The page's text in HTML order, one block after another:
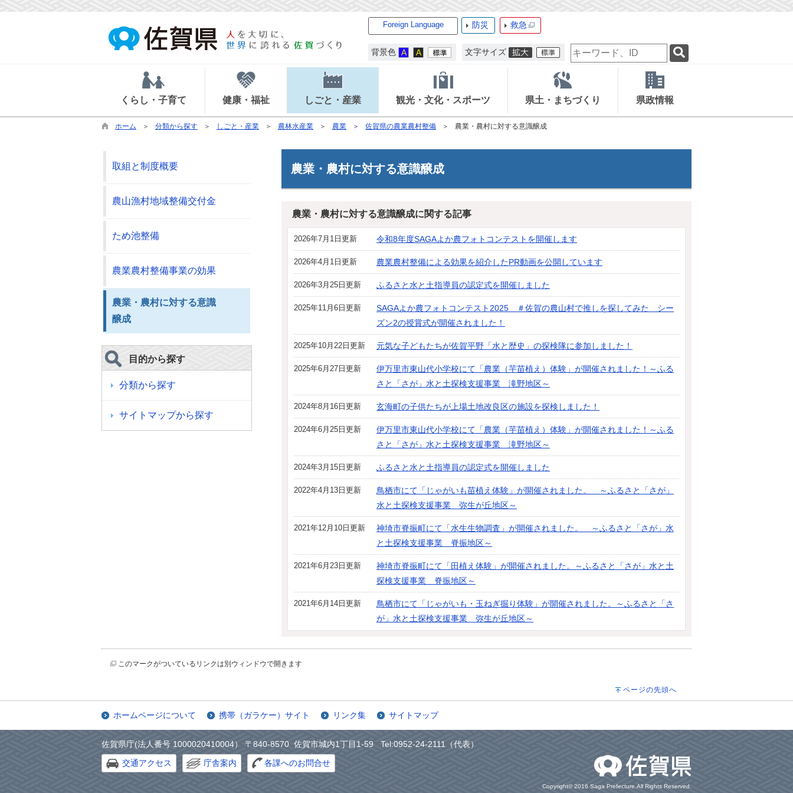
Foreign Language 防災 救急
背景色 文字サイズ
検
索
ー
ー
ド
くらし・子育て 健康・福祉 しごと・産業 観光・文化・スポーツ 県土・まちづくり 県政情報
ホーム 分類から探す しごと・産業 農林水産業 農業 佐賀県の農業農村整備 農業・農村に対する意識醸成
農業・農村に対する意識醸成
農業・農村に対する意識醸成に関する記事
2026年7月1日更新 令和8年度SAGAよか農フォトコンテストを開催します
2026年4月1日更新 農業農村整備による効果を紹介したPR動画を公開しています
2026年3月25日更新 ふるさと水と土指導員の認定式を開催しました
2025年11月6日更新
SAGAよか農フォトコンテスト2025 ＃佐賀の農山村で推しを探してみた シー
ズン2の授賞式が開催されました！
2025年10月22日更新 元気な子どもたちが佐賀平野「水と歴史」の探検隊に参加しました！
2025年6月27日更新
伊万里市東山代小学校にて「農業（芋苗植え）体験」が開催されました！～ふる
さと「さが」水と土探検支援事業 滝野地区～
2024年8月16日更新 玄海町の子供たちが上場土地改良区の施設を探検しました！
2024年6月25日更新
伊万里市東山代小学校にて「農業（芋苗植え）体験」が開催されました！～ふる
さと「さが」水と土探検支援事業 滝野地区～
2024年3月15日更新 ふるさと水と土指導員の認定式を開催しました
2022年4月13日更新
鳥栖市にて「じゃがいも苗植え体験」が開催されました。 ～ふるさと「さが」
水と土探検支援事業 弥生が丘地区～
2021年12月10日更新
神埼市脊振町にて「水生生物調査」が開催されました。 ～ふるさと「さが」水
と土探検支援事業 脊振地区～
2021年6月23日更新
神埼市脊振町にて「田植え体験」が開催されました。～ふるさと「さが」水と土
探検支援事業 脊振地区～
2021年6月14日更新
鳥栖市にて「じゃがいも・玉ねぎ掘り体験」が開催されました。～ふるさと「さ
が」水と土探検支援事業 弥生が丘地区～
取組と制度概要
農山漁村地域整備交付金
ため池整備
農業農村整備事業の効果
農業・農村に対する意識
醸成
目的から探す
分類から探す
サイトマップから探す
このマークがついているリンクは別ウィンドウで開きます
ページの先頭へ
ホームページについて 携帯（ガラケー）サイト リンク集 サイトマップ
佐賀県庁(法人番号 1000020410004） 〒840-8570 佐賀市城内1丁目1-59 Tel:0952-24-2111（代表）
交通アクセス
庁舎案内 各課へのお問合せ
Copyright© 2016 Saga Prefecture.All Rights Reserved.